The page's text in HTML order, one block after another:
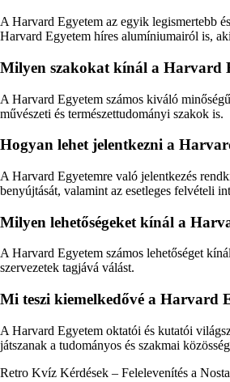
A Harvard Egyetem az egyik legismertebb
Harvard Egyetem híres alumíniumairól is,
Milyen szakokat kínál a Harvard
A Harvard Egyetem számos kiváló
művészeti és természettudományi szakok is.
Hogyan lehet jelentkezni a
A Harvard Egyetemre való jelentkezés
benyújtását, valamint az esetleges felvételi
Milyen lehetőségeket kínál a
A Harvard Egyetem számos lehetőséget
szervezetek tagjává válást.
Mi teszi kiemelkedővé a Harvard
A Harvard Egyetem oktatói és kutatói
játszanak a tudományos és szakmai
Retro Kvíz Kérdések – Felelevenítés a